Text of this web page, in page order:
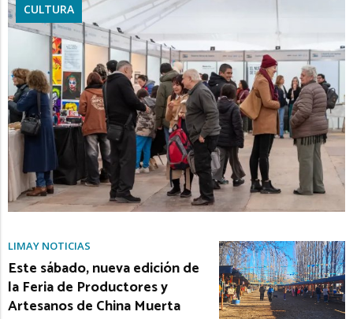
CULTURA
LIMAY NOTICIAS
Este sábado, nueva edición de
la Feria de Productores y
Artesanos de China Muerta